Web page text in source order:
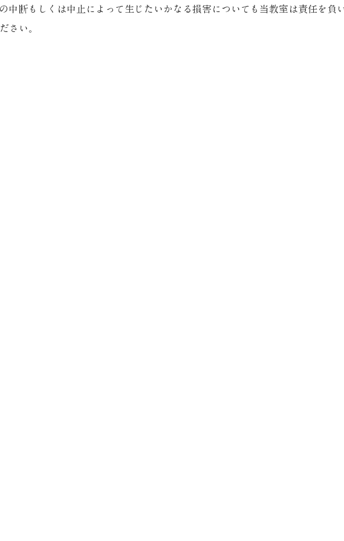
中断もしくは中止によって生じたいかなる損害についても当教室は責任を負
さい。